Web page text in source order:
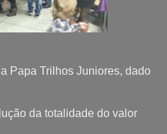
Papa Trilhos Juniores, dado
da totalidade do valor